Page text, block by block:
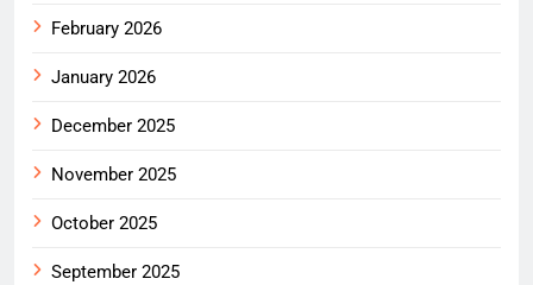
February 2026
January 2026
December 2025
November 2025
October 2025
September 2025